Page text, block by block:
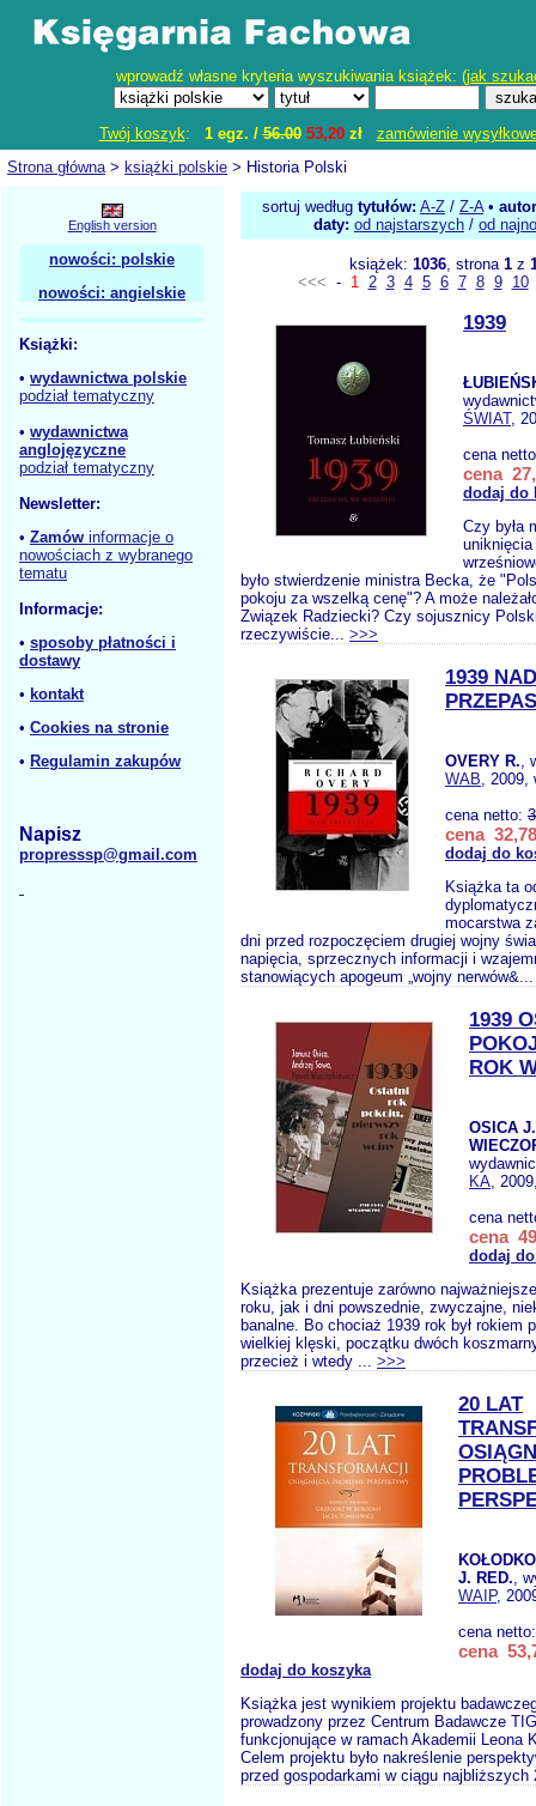
wprowadź własne kryteria wyszukiwania książek: (jak
Twój koszyk: 1 egz. /56.00 53,20zł
zamówienie
Strona główna> książki polskie > Historia Polski
English version
nowości: polskie
nowości: angielskie
Książki:
• wydawnictwa polskie
podział tematyczny
• wydawnictwa
anglojęzyczne
podział tematyczny
Newsletter:
• Zamów informacje o
nowościach z wybranego
tematu
Informacje:
• sposoby płatności i
dostawy
• kontakt
• Cookies na stronie
• Regulamin zakupów
Napisz
propresssp@gmail.com
sortuj według tytułów: A-Z / Z-A•
daty: od najstarszych / od
książek: 1036, strona 1z
<<< - 1 2 3 4 5 6 7 8 9 10
1939
ŚWIAT,
cena
cena
dodaj do
Czy była
było stwierdzenie ministra Becka, że
pokoju za wszelką cenę"? A może
Związek Radziecki? Czy sojusznicy
rzeczywiście... >>>
1939 NAD
OVERY R.,
WAB, 2009,
cena netto:
cena
dodaj do
Książka ta
mocarstwa
dni przed rozpoczęciem drugiej wojny
napięcia, sprzecznych informacji i
stanowiących apogeum „wojny
1939
ROK
OSICA
KA,
cena
cena
dodaj
Książka prezentuje zarówno
roku, jak i dni powszednie, zwyczajne,
banalne. Bo chociaż 1939 rok był rokiem
wielkiej klęski, początku dwóch
przecież i wtedy ... >>>
20 LAT
J. RED.,
WAIP,
cena
cena
dodaj do koszyka
Książka jest wynikiem projektu
prowadzony przez Centrum Badawcze
funkcjonujące w ramach Akademii Leona
Celem projektu było nakreślenie
przed gospodarkami w ciągu